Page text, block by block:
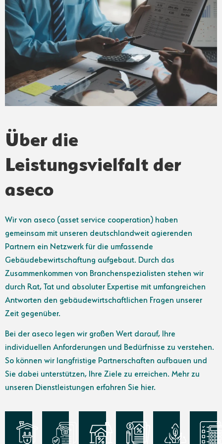
Über die
Leistungsvielfalt der
aseco
Wir von aseco (asset service cooperation) haben
gemeinsam mit unseren deutschlandweit agierenden
Partnern ein Netzwerk für die umfassende
Gebäudebewirtschaftung aufgebaut. Durch das
Zusammenkommen von Branchenspezialisten stehen wir
durch Rat, Tat und absoluter Expertise mit umfangreichen
Antworten den gebäudewirtschaftlichen Fragen unserer
Zeit gegenüber.
Bei der aseco legen wir großen Wert darauf, Ihre
individuellen Anforderungen und Bedürfnisse zu verstehen.
So können wir langfristige Partnerschaften aufbauen und
Sie dabei unterstützen, Ihre Ziele zu erreichen. Mehr zu
unseren Dienstleistungen erfahren Sie hier.